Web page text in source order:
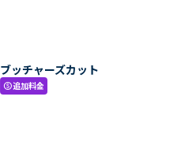
ブッチャーズカット
paid追加料金